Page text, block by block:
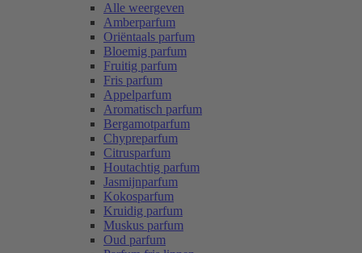
Alle weergeven
Amberparfum
Oriëntaals parfum
Bloemig parfum
Fruitig parfum
Fris parfum
Appelparfum
Aromatisch parfum
Bergamotparfum
Chypreparfum
Citrusparfum
Houtachtig parfum
Jasmijnparfum
Kokosparfum
Kruidig parfum
Muskus parfum
Oud parfum